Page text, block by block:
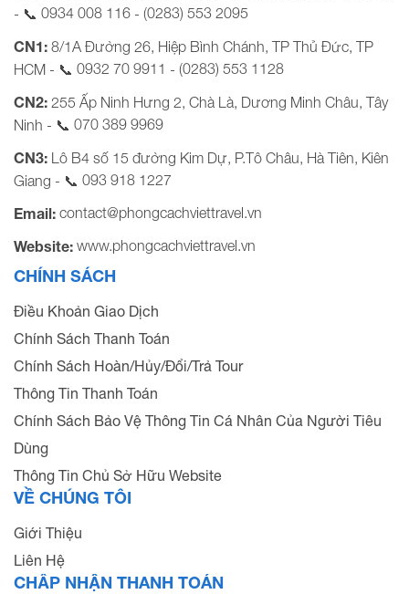
- 📞 0934 008 116 - (0283) 553 2095
CN1: 8/1A Đường 26, Hiệp Bình Chánh, TP Thủ Đức, TP
HCM - 📞 0932 70 9911 - (0283) 553 1128
CN2: 255 Ấp Ninh Hưng 2, Chà Là, Dương Minh Châu, Tây
Ninh - 📞 070 389 9969
CN3: Lô B4 số 15 đường Kim Dự, P.Tô Châu, Hà Tiên, Kiên
Giang - 📞 093 918 1227
Email: contact@phongcachviettravel.vn
Website: www.phongcachviettravel.vn
CHÍNH SÁCH
Điều Khoản Giao Dịch
Chính Sách Thanh Toán
Chính Sách Hoàn/Hủy/Đổi/Trả Tour
Thông Tin Thanh Toán
Chính Sách Bảo Vệ Thông Tin Cá Nhân Của Người Tiêu
Dùng
Thông Tin Chủ Sở Hữu Website
VỀ CHÚNG TÔI
Giới Thiệu
Liên Hệ
CHẤP NHẬN THANH TOÁN